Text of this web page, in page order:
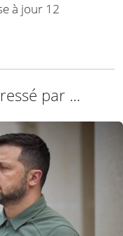
à jour 12
par ...